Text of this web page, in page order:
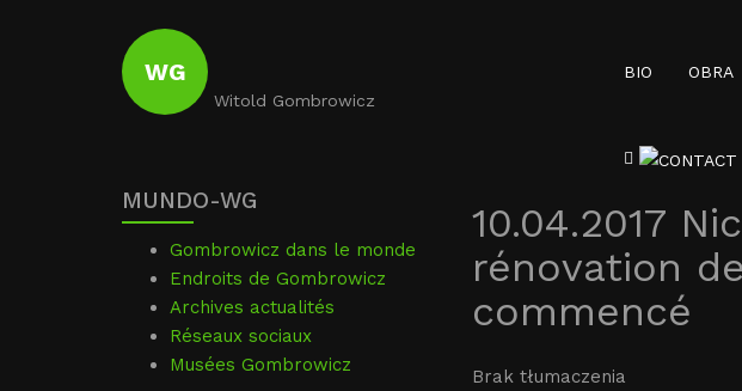
WG
Witold Gombrowicz
BIO OBRA
10.04.2017
rénovation
commencé
Brak tłumaczenia
MUNDO-WG
Gombrowicz dans le monde
Endroits de Gombrowicz
Archives actualités
Réseaux sociaux
Musées Gombrowicz